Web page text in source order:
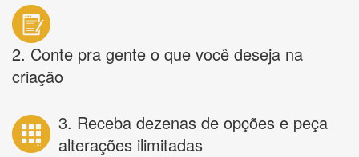
2. Conte pra gente o que você deseja na
criação
3. Receba dezenas de opções e peça
alterações ilimitadas